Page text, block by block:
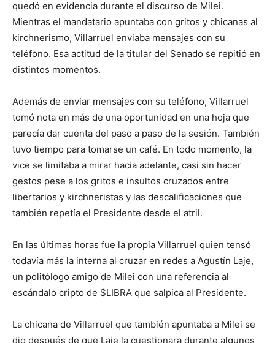
quedó en evidencia durante el discurso de Milei.
Mientras el mandatario apuntaba con gritos y chicanas al
kirchnerismo, Villarruel enviaba mensajes con su
teléfono. Esa actitud de la titular del Senado se repitió en
distintos momentos.
Además de enviar mensajes con su teléfono, Villarruel
tomó nota en más de una oportunidad en una hoja que
parecía dar cuenta del paso a paso de la sesión. También
tuvo tiempo para tomarse un café. En todo momento, la
vice se limitaba a mirar hacia adelante, casi sin hacer
gestos pese a los gritos e insultos cruzados entre
libertarios y kirchneristas y las descalificaciones que
también repetía el Presidente desde el atril.
En las últimas horas fue la propia Villarruel quien tensó
todavía más la interna al cruzar en redes a Agustín Laje,
un politólogo amigo de Milei con una referencia al
escándalo cripto de $LIBRA que salpica al Presidente.
La chicana de Villarruel que también apuntaba a Milei se
dio después de que Laje la cuestionara durante algunos